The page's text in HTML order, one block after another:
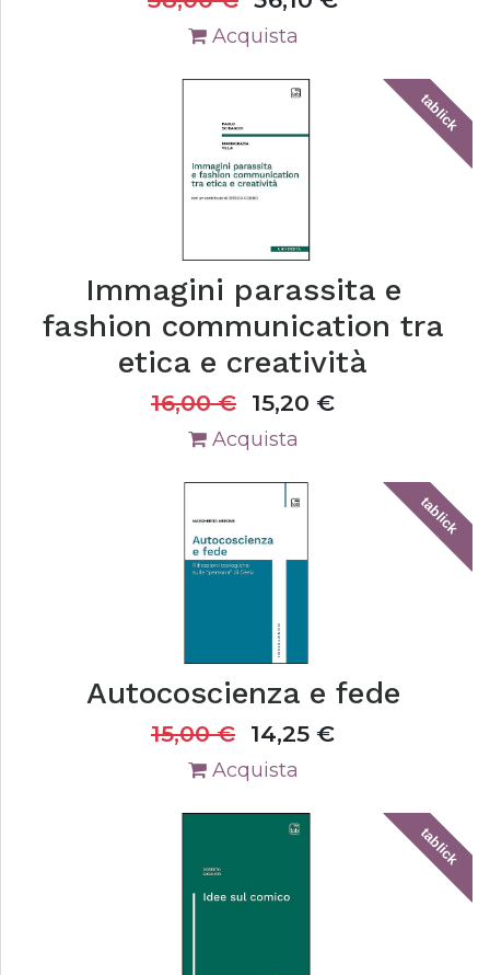
Acquista
tablick
Immagini parassita e
fashion communication tra
etica e creatività
16,00€ 15,20 €
Acquista
tablick
Autocoscienza e fede
15,00€ 14,25 €
Acquista
tablick